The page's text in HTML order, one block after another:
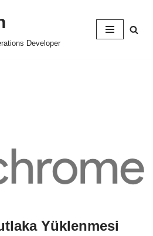
Developer
Yüklenmesi